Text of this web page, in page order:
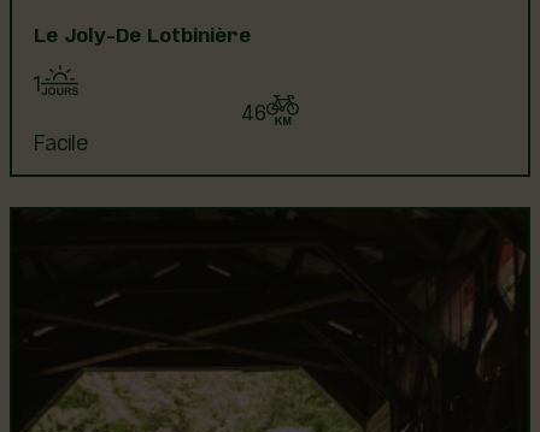
Le Joly-De Lotbinière
1
46
Facile